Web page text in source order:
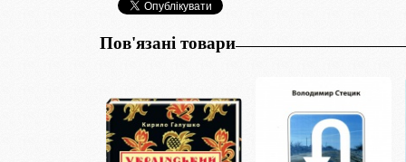
Пов'язані товари